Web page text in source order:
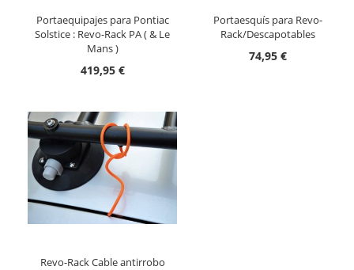
Portaequipajes para Pontiac
Solstice : Revo-Rack PA ( & Le
Mans )
419,95 €
Portaesquís para Revo-
Rack/Descapotables
74,95 €
Revo-Rack Cable antirrobo